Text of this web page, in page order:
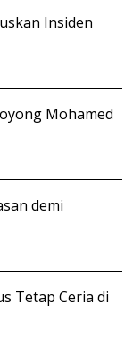
Insiden
Mohamed
demi
Tetap Ceria di